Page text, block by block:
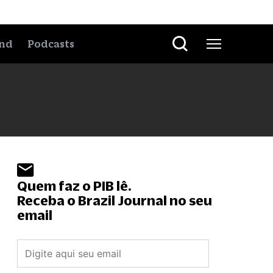
Podcasts
Quem faz o PIB lê.
Receba o Brazil Journal no seu
email